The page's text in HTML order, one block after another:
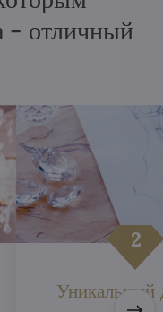
- отличный
Уникальный